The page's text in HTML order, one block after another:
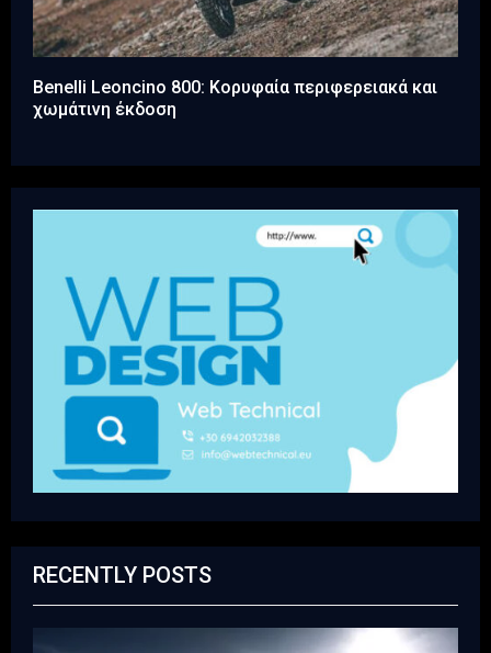
Benelli Leoncino 800: Κορυφαία περιφερειακά και
χωμάτινη έκδοση
RECENTLY POSTS